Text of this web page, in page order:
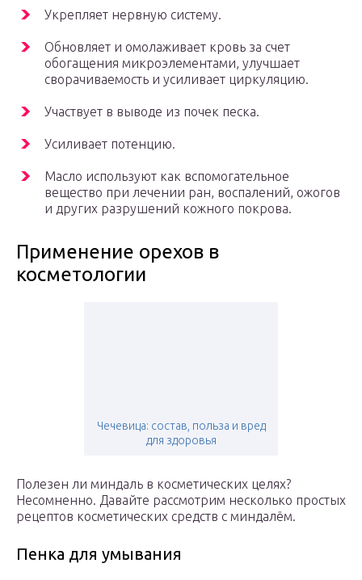
Укрепляет нервную систему.
Обновляет и омолаживает кровь за счет
обогащения микроэлементами, улучшает
сворачиваемость и усиливает циркуляцию.
Участвует в выводе из почек песка.
Усиливает потенцию.
Масло используют как вспомогательное
вещество при лечении ран, воспалений, ожогов
и других разрушений кожного покрова.
Применение орехов в
косметологии
Чечевица: состав, польза и вред
для здоровья
Полезен ли миндаль в косметических целях?
Несомненно. Давайте рассмотрим несколько простых
рецептов косметических средств с миндалём.
Пенка для умывания